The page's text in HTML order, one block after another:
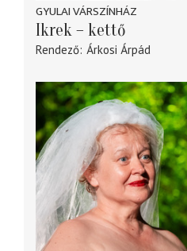
GYULAI VÁRSZÍNHÁZ
Ikrek – kettő
Rendező Árkosi Árpád